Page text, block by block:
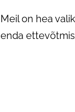
Meil on hea
enda